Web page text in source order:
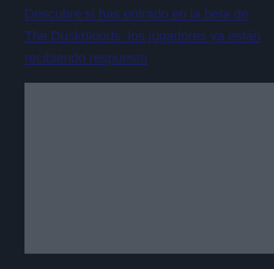
Descubre si has entrado en la beta de
The Duskbloods: los jugadores ya están
recibiendo respuesta